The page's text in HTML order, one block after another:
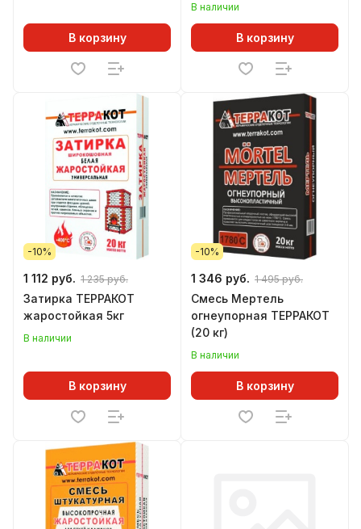
В корзину
В наличии
В корзину
-10%
1 112 руб. 1 235 руб.
Затирка ТЕРРАКОТ
жаростойкая 5кг
В наличии
В корзину
-10%
1 346 руб. 1 495 руб.
Смесь Мертель
огнеупорная ТЕРРАКОТ
(20 кг)
В наличии
В корзину